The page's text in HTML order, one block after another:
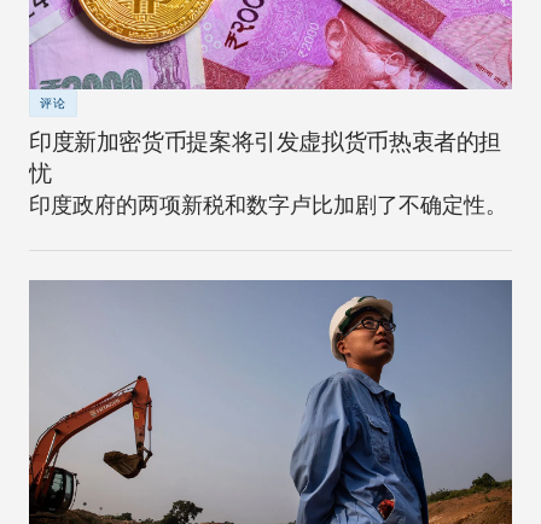
评论
印度新加密货币提案将引发虚拟货币热衷者的担
忧
印度政府的两项新税和数字卢比加剧了不确定性。